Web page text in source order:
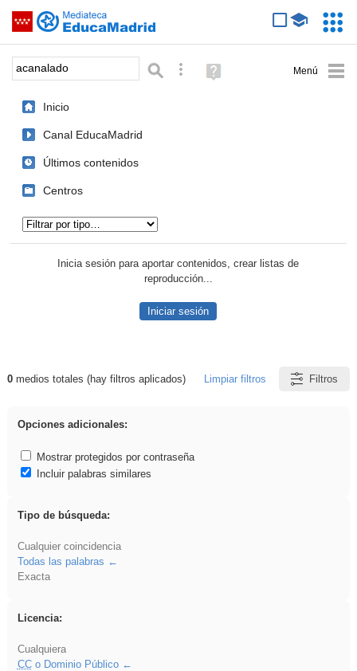
Saltar navegación
Palabra o frase: Búsqueda avanzada
Ayuda
(en
Inicio
Canal EducaMadrid
Últimos contenidos
Centros
Inicia sesión para aportar contenidos, crear listas de
reproducción...
Iniciar sesión
Resultados de: acanalado
0medios totales (hay filtros aplicados) Limpiar filtros Filtros
Opciones adicionales:
Mostrar protegidos por contraseña
Incluir palabras similares
Tipo de búsqueda:
Cualquier coincidencia
Todas las palabras
Exacta
Licencia:
Cualquiera
CCo Dominio Público